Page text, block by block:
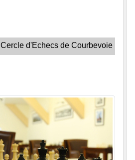
Cercle d'Echecs de Courbevoie